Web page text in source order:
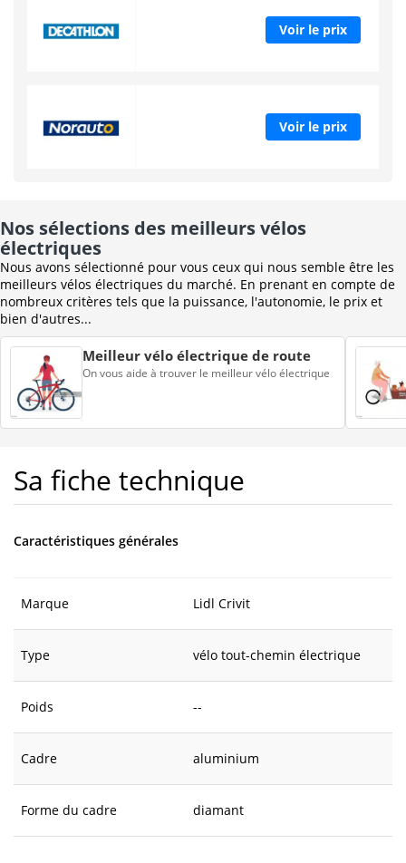
Voir le prix
Voir le prix
Nos sélections des meilleurs vélos
électriques
Nous avons sélectionné pour vous ceux qui nous semble être les
meilleurs vélos électriques du marché. En prenant en compte de
nombreux critères tels que la puissance, l'autonomie, le prix et
bien d'autres...
Meilleur vélo électrique de route
On vous aide à trouver le meilleur vélo électrique
Sa fiche technique
Caractéristiques générales
Marque Lidl Crivit
Type vélo tout-chemin électrique
Poids --
Cadre aluminium
Forme du cadre diamant